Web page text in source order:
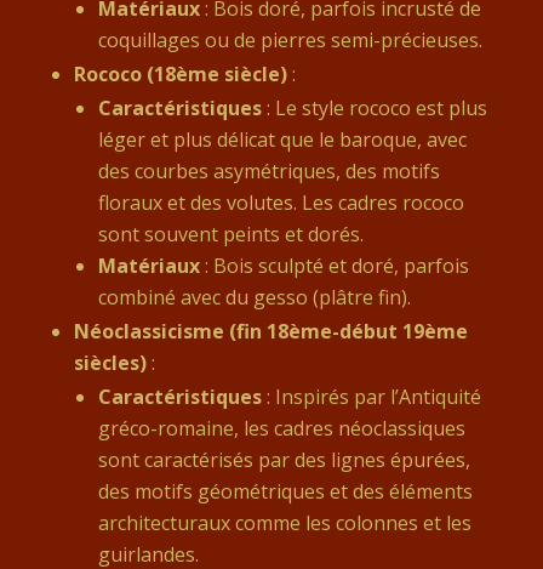
Matériaux: Bois doré, parfois incrusté de
coquillages ou de pierres semi-précieuses.
Rococo (18ème siècle):
Caractéristiques: Le style rococo est plus
léger et plus délicat que le baroque, avec
des courbes asymétriques, des motifs
floraux et des volutes. Les cadres rococo
sont souvent peints et dorés.
Matériaux: Bois sculpté et doré, parfois
combiné avec du gesso (plâtre fin).
Néoclassicisme (fin 18ème-début 19ème
siècles):
Caractéristiques: Inspirés par l’Antiquité
gréco-romaine, les cadres néoclassiques
sont caractérisés par des lignes épurées,
des motifs géométriques et des éléments
architecturaux comme les colonnes et les
guirlandes.